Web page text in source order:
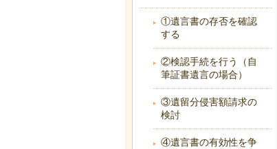
①遺言書の存否を確認
する
②検認手続を行う（自
筆証書遺言の場合）
③遺留分侵害額請求の
検討
④遺言書の有効性を争